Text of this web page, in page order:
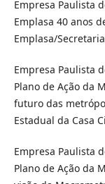
Empresa Paulista
Emplasa 40 anos
Emplasa/
Empresa Paulista
Plano de Ação da
futuro das
Estadual da Casa
Empresa Paulista
Plano de Ação da